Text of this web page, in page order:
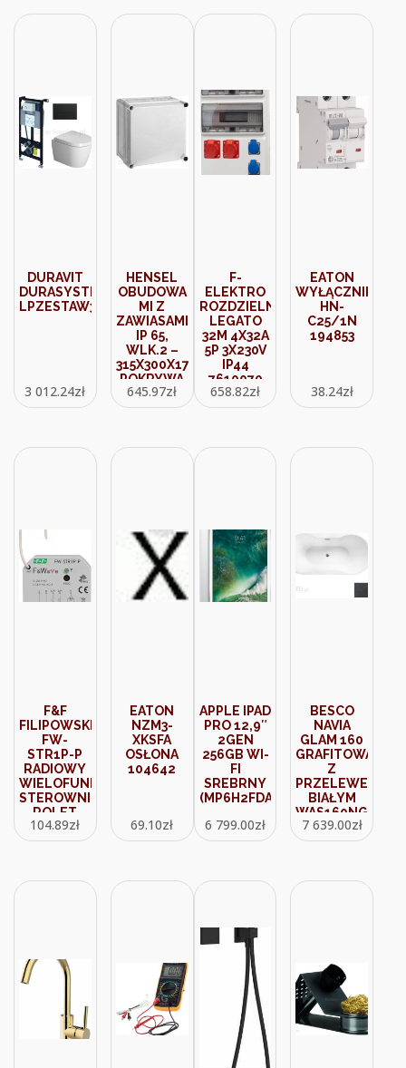
DURAVIT
DURASYSTEM
LPZESTAW3205
3 012.24zł
HENSEL
OBUDOWA
MI Z
ZAWIASAMI,
IP 65,
WLK.2 –
315X300X170,
POKRYWA
NIEPRZEZROCZYSTA
9201
645.97zł
F-
ELEKTRO
ROZDZIELNICA
LEGATO
32M 4X32A
5P 3X230V
IP44
7610070
658.82zł
EATON
WYŁĄCZNIK
HN-
C25/1N
194853
38.24zł
F&F
FILIPOWSKI
FW-
STR1P-P
RADIOWY
WIELOFUNKCYJNY
STEROWNIK
ROLET
PODTYNKOWY
104.89zł
EATON
NZM3-
XKSFA
OSŁONA
104642
69.10zł
APPLE IPAD
PRO 12,9″
2GEN
256GB WI-
FI
SREBRNY
(MP6H2FDA)
6 799.00zł
BESCO
NAVIA
GLAM 160
GRAFITOWA
Z
PRZELEWEM
BIAŁYM
WAS160NGB
7 639.00zł